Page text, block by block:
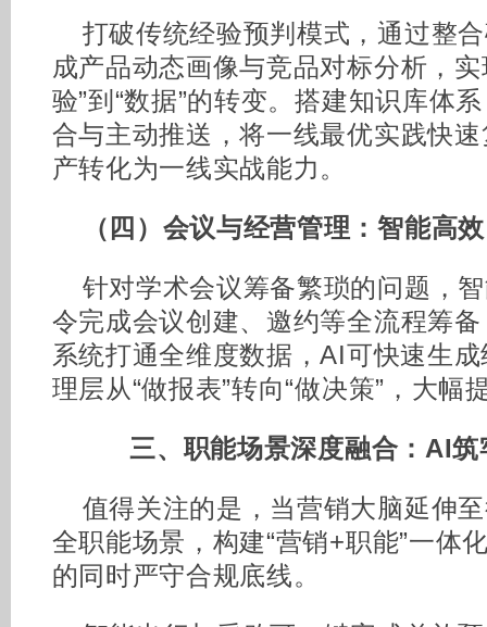
打破传统经验预判模式，通过整
成产品动态画像与竞品对标分析，
验”到“数据”的转变。搭建知识库体
合与主动推送，将一线最优实践快
产转化为一线实战能力。
（四）会议与经营管理：智能高
针对学术会议筹备繁琐的问题，
令完成会议创建、邀约等全流程筹
系统打通全维度数据，AI可快速生
理层从“做报表”转向“做决策”，大幅
三、职能场景深度融合： AI筑
值得关注的是，当营销大脑延伸
全职能场景，构建“营销+职能”一体
的同时严守合规底线。